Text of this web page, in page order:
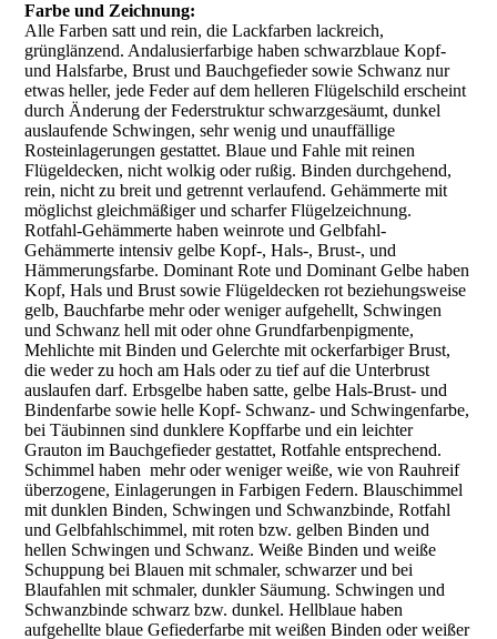
Farbe und Zeichnung:
Alle Farben satt und rein, die Lackfarben lackreich,
grünglänzend. Andalusierfarbige haben schwarzblaue Kopf-
und Halsfarbe, Brust und Bauchgefieder sowie Schwanz nur
etwas heller, jede Feder auf dem helleren Flügelschild erscheint
durch Änderung der Federstruktur schwarzgesäumt, dunkel
auslaufende Schwingen, sehr wenig und unauffällige
Rosteinlagerungen gestattet. Blaue und Fahle mit reinen
Flügeldecken, nicht wolkig oder rußig. Binden durchgehend,
rein, nicht zu breit und getrennt verlaufend. Gehämmerte mit
möglichst gleichmäßiger und scharfer Flügelzeichnung.
Rotfahl-Gehämmerte haben weinrote und Gelbfahl-
Gehämmerte intensiv gelbe Kopf-, Hals-, Brust-, und
Hämmerungsfarbe. Dominant Rote und Dominant Gelbe haben
Kopf, Hals und Brust sowie Flügeldecken rot beziehungsweise
gelb, Bauchfarbe mehr oder weniger aufgehellt, Schwingen
und Schwanz hell mit oder ohne Grundfarbenpigmente,
Mehlichte mit Binden und Gelerchte mit ockerfarbiger Brust,
die weder zu hoch am Hals oder zu tief auf die Unterbrust
auslaufen darf. Erbsgelbe haben satte, gelbe Hals-Brust- und
Bindenfarbe sowie helle Kopf- Schwanz- und Schwingenfarbe,
bei Täubinnen sind dunklere Kopffarbe und ein leichter
Grauton im Bauchgefieder gestattet, Rotfahle entsprechend.
Schimmel haben mehr oder weniger weiße, wie von Rauhreif
überzogene, Einlagerungen in Farbigen Federn. Blauschimmel
mit dunklen Binden, Schwingen und Schwanzbinde, Rotfahl
und Gelbfahlschimmel, mit roten bzw. gelben Binden und
hellen Schwingen und Schwanz. Weiße Binden und weiße
Schuppung bei Blauen mit schmaler, schwarzer und bei
Blaufahlen mit schmaler, dunkler Säumung. Schwingen und
Schwanzbinde schwarz bzw. dunkel. Hellblaue haben
aufgehellte blaue Gefiederfarbe mit weißen Binden oder weißer